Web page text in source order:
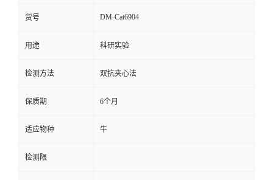
言
货号 DM-Cat6904
用途 科研实验
检测方法 双抗夹心法
保质期 6个月
适应物种 牛
检测限